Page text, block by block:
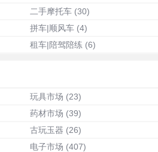
二手摩托车 (30)
拼车|顺风车 (4)
租车|陪驾陪练 (6)
玩具市场 (23)
药材市场 (39)
古玩玉器 (26)
电子市场 (407)